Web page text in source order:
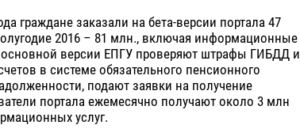
граждане заказали на бета-версии портала 47
2016 – 81 млн., включая информационные
основной версии ЕПГУ проверяют штрафы ГИБДД и
в системе обязательного пенсионного
подают заявки на получение
портала ежемесячно получают около 3 млн
услуг.